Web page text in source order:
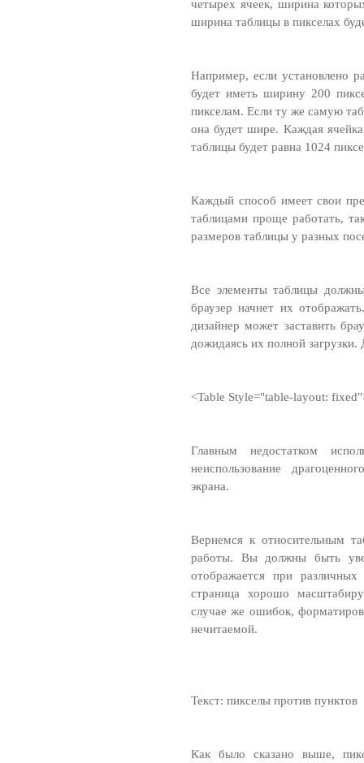
четырех ячеек, ширина
ширина таблицы в пикселах
Например, если установлено
будет иметь ширину 200
пикселам. Если ту же самую
она будет шире. Каждая
таблицы будет равна 1024
Каждый способ имеет свои
таблицами проще работать,
размеров таблицы у разных
Все элементы таблицы
браузер начнет их
дизайнер может заставить
дожидаясь их полной
<Table Style="table-layout:
Главным недостатком
неиспользование
экрана.
Вернемся к относительным
работы. Вы должны быть
отображается при
страница хорошо
случае же ошибок,
нечитаемой.
Текст: пикселы против пунктов
Как было сказано выше,